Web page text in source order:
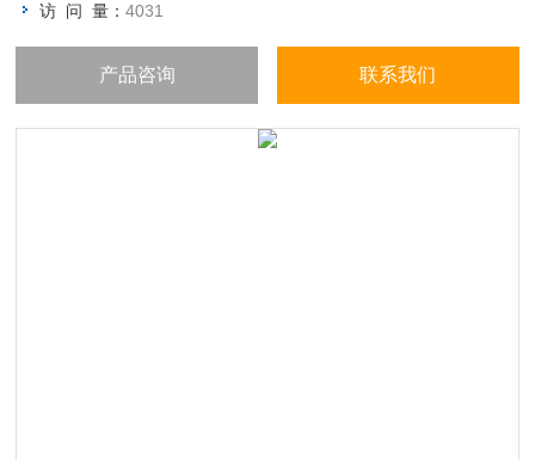
访 问 量：4031
产品咨询 联系我们